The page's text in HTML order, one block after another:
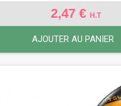
2,47 € H.T
AJOUTER AU PANIER